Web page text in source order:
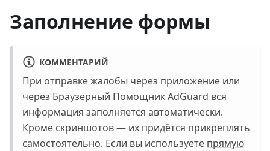
Заполнение формы
КОММЕНТАРИЙ
При отправке жалобы через приложение или
через Браузерный Помощник AdGuard вся
информация заполняется автоматически.
Кроме скриншотов — их придётся прикреплять
самостоятельно. Если вы используете прямую